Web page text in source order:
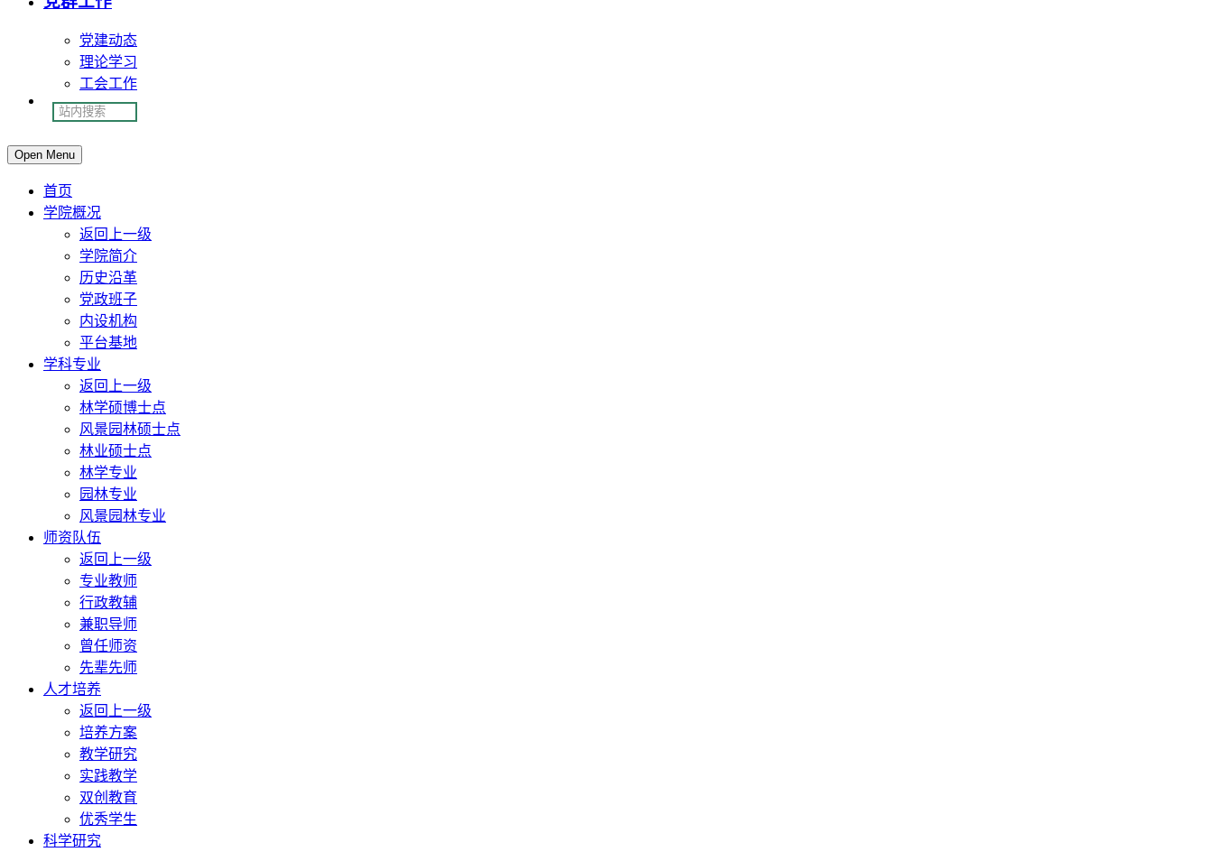
党建动态
理论学习
工会工作
Open Menu
首页
学院概况
返回上一级
学院简介
历史沿革
党政班子
内设机构
平台基地
学科专业
返回上一级
林学硕博士点
风景园林硕士点
林业硕士点
林学专业
园林专业
风景园林专业
师资队伍
返回上一级
专业教师
行政教辅
兼职导师
曾任师资
先辈先师
人才培养
返回上一级
培养方案
教学研究
实践教学
双创教育
优秀学生
科学研究